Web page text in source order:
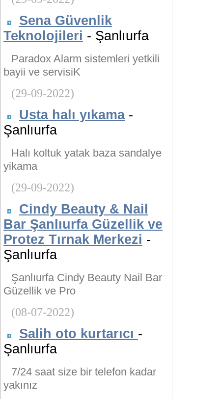
Sena Güvenlik
Teknolojileri - Şanlıurfa
Paradox Alarm sistemleri yetkili
bayii ve servisiK
(29-09-2022)
Usta halı yıkama-
Şanlıurfa
Halı koltuk yatak baza sandalye
yikama
(29-09-2022)
Cindy Beauty & Nail
Bar Şanlıurfa Güzellik ve
Protez Tırnak Merkezi -
Şanlıurfa
Şanlıurfa Cindy Beauty Nail Bar
Güzellik ve Pro
(08-07-2022)
Salih oto kurtarıcı -
Şanlıurfa
7/24 saat size bir telefon kadar
yakınız